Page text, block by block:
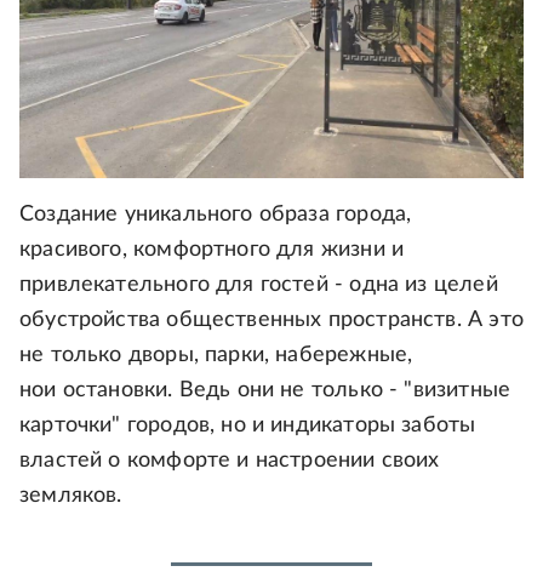
Создание уникального образа города,
красивого, комфортного для жизни и
привлекательного для гостей - одна из целей
обустройства общественных пространств. А это
не только дворы, парки, набережные,
нои остановки. Ведь они не только - "визитные
карточки" городов, но и индикаторы заботы
властей о комфорте и настроении своих
земляков.